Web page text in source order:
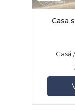
Casa
Casă